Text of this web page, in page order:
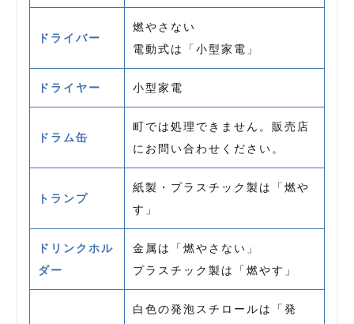
ドライバー
燃やさない
電動式は「小型家電」
ドライヤー 小型家電
ドラム缶
町では処理できません。販売店
にお問い合わせください。
トランプ
紙製・プラスチック製は「燃や
す」
ドリンクホル
ダー
金属は「燃やさない」
プラスチック製は「燃やす」
白色の発泡スチロールは「発